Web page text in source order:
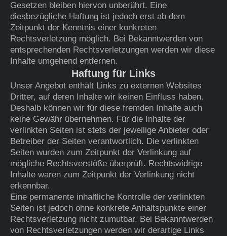
Gesetzen bleiben hiervon unberührt. Eine
diesbezügliche Haftung ist jedoch erst ab dem
Zeitpunkt der Kenntnis einer konkreten
Rechtsverletzung möglich. Bei Bekanntwerden von
entsprechenden Rechtsverletzungen werden wir diese
Inhalte umgehend entfernen.
Haftung für Links
Unser Angebot enthält Links zu externen Websites
Dritter, auf deren Inhalte wir keinen Einfluss haben.
Deshalb können wir für diese fremden Inhalte auch
keine Gewähr übernehmen. Für die Inhalte der
verlinkten Seiten ist stets der jeweilige Anbieter oder
Betreiber der Seiten verantwortlich. Die verlinkten
Seiten wurden zum Zeitpunkt der Verlinkung auf
mögliche Rechtsverstöße überprüft. Rechtswidrige
Inhalte waren zum Zeitpunkt der Verlinkung nicht
erkennbar.
Eine permanente inhaltliche Kontrolle der verlinkten
Seiten ist jedoch ohne konkrete Anhaltspunkte einer
Rechtsverletzung nicht zumutbar. Bei Bekanntwerden
von Rechtsverletzungen werden wir derartige Links